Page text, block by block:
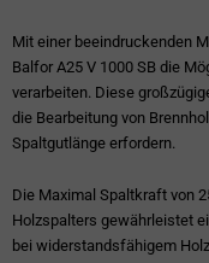
Mit einer beeindruckenden
Balfor A25 V 1000 SB die
verarbeiten. Diese
die Bearbeitung von
Spaltgutlänge erfordern.
Die Maximal Spaltkraft von
Holzspalters gewährleistet
bei widerstandsfähigem